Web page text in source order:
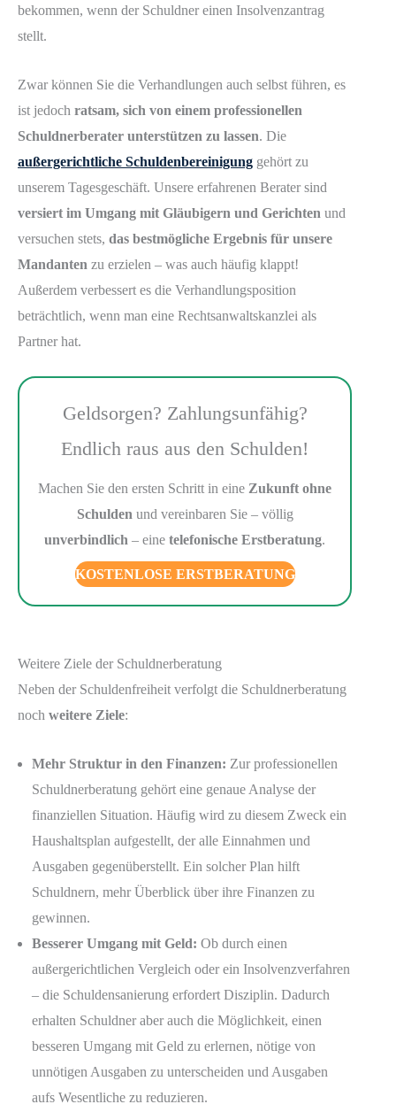
bekommen, wenn der Schuldner einen Insolvenzantrag
stellt.
Zwar können Sie die Verhandlungen auch selbst führen, es
ist jedoch ratsam, sich von einem professionellen
Schuldnerberater unterstützen zu lassen. Die
außergerichtliche Schuldenbereinigung gehört zu
unserem Tagesgeschäft. Unsere erfahrenen Berater sind
versiert im Umgang mit Gläubigern und Gerichten und
versuchen stets, das bestmögliche Ergebnis für unsere
Mandanten zu erzielen – was auch häufig klappt!
Außerdem verbessert es die Verhandlungsposition
beträchtlich, wenn man eine Rechtsanwaltskanzlei als
Partner hat.
Geldsorgen? Zahlungsunfähig?
Endlich raus aus den Schulden!
Machen Sie den ersten Schritt in eine Zukunft ohne
Schulden und vereinbaren Sie – völlig
unverbindlich – eine telefonische Erstberatung.
KOSTENLOSE ERSTBERATUNG
Weitere Ziele der Schuldnerberatung
Neben der Schuldenfreiheit verfolgt die Schuldnerberatung
noch weitere Ziele:
Mehr Struktur in den Finanzen: Zur professionellen
Schuldnerberatung gehört eine genaue Analyse der
finanziellen Situation. Häufig wird zu diesem Zweck ein
Haushaltsplan aufgestellt, der alle Einnahmen und
Ausgaben gegenüberstellt. Ein solcher Plan hilft
Schuldnern, mehr Überblick über ihre Finanzen zu
gewinnen.
Besserer Umgang mit Geld: Ob durch einen
außergerichtlichen Vergleich oder ein Insolvenzverfahren
– die Schuldensanierung erfordert Disziplin. Dadurch
erhalten Schuldner aber auch die Möglichkeit, einen
besseren Umgang mit Geld zu erlernen, nötige von
unnötigen Ausgaben zu unterscheiden und Ausgaben
aufs Wesentliche zu reduzieren.